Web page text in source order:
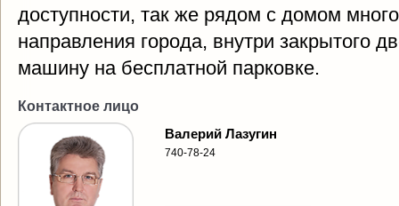
доступности, так же рядом с домом
направления города, внутри закрытого
машину на бесплатной парковке.
Контактное лицо
Валерий Лазугин
740-78-24